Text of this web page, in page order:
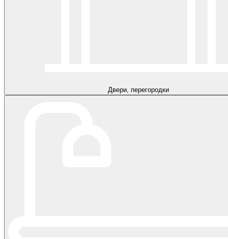
Двери, перегородки